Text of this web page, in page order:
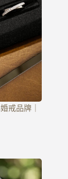
戒品牌｜